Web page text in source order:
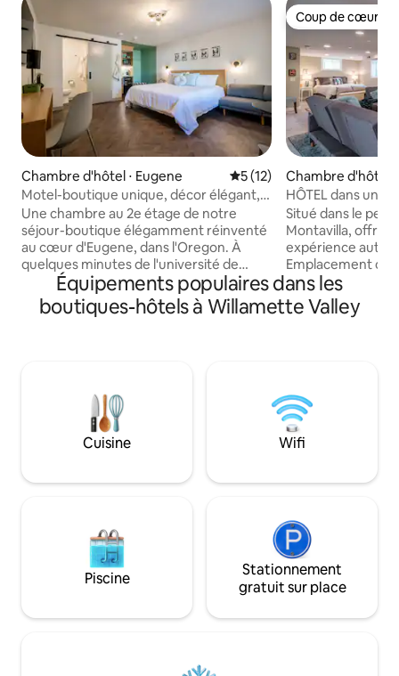
Chambre d'hôtel ⋅ Eugene Évaluation moyenne sur la
5 (12)
Motel-boutique unique, décor élégant,
Wi-Fi, parking
Une chambre au 2e étage de notre
séjour-boutique élégamment réinventé
au cœur d'Eugene, dans l'Oregon. À
quelques minutes de l'université de
l'Oregon, du centre-ville et de la 5e rue,
chacune de nos 11 chambres au design
unique propose des matelas moelleux,
Plongez dans l'art et le confort du nord-
ouest du Pacifique. Cafetière, mini-
réfrigérateur et congélateur. Parfait
pour les voyageurs à la recherche de
expérience Eugene organisée !
Coup de cœur
Coup de cœur
Chambre d'hôtel
HÔTEL dans une
MONTAVILLA
Situé dans le
Montavilla, offre
expérience
Emplacement
10 minutes du
maison des
côté de E.
un espace de
et un mobilier
l'impression
propre entrée
matin!
Équipements populaires dans les
boutiques-hôtels à Willamette Valley
Cuisine Wifi
Piscine
Stationnement
gratuit sur place